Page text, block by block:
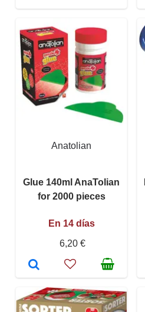
Anatolian
Glue 140ml AnaTolian
for 2000 pieces
En 14 días
6,20 €